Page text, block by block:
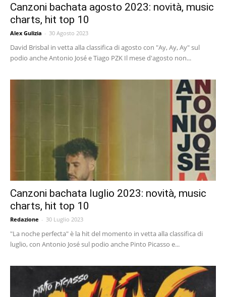
Canzoni bachata agosto 2023: novità, music
charts, hit top 10
Alex Gulizia - 30 Agosto 2023
David Brisbal in vetta alla classifica di agosto con "Ay, Ay, Ay" sul
podio anche Antonio José e Tiago PZK Il mese d'agosto non...
Canzoni bachata luglio 2023: novità, music
charts, hit top 10
Redazione - 30 Luglio 2023
"La noche perfecta" è la hit del momento in vetta alla classifica di
luglio, con Antonio José sul podio anche Pinto Picasso e...